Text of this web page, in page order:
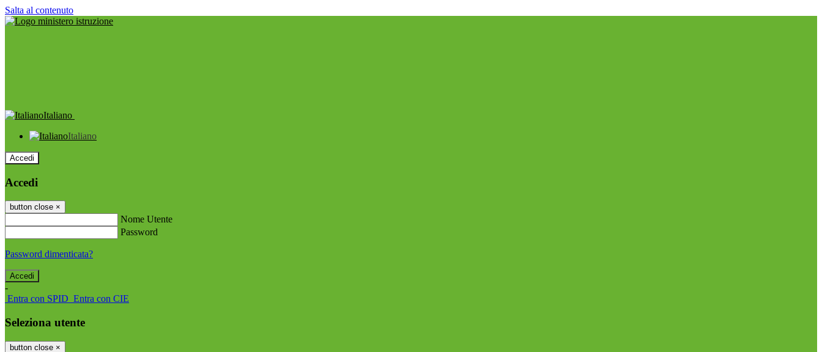
Salta al contenuto
Italiano
Italiano
Accedi
Accedi
button close ×
Nome Utente
Password
Password dimenticata?
-
Entra con SPID Entra con CIE
Seleziona utente
button close ×